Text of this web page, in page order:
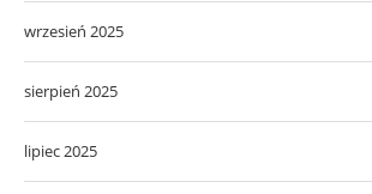
wrzesień 2025
sierpień 2025
lipiec 2025